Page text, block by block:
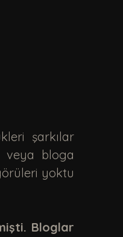
veya bloga
yoktu
Bloglar